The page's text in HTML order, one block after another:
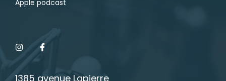
Apple podcast
1385 avenue Lapierre